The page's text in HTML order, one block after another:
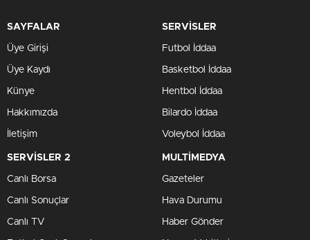
SAYFALAR
Üye Girişi
Üye Kaydı
Künye
Hakkımızda
İletişim
SERVİSLER
Futbol İddaa
Basketbol İddaa
Hentbol İddaa
Bilardo İddaa
Voleybol İddaa
SERVİSLER 2
Canlı Borsa
Canlı Sonuçlar
Canlı TV
MULTİMEDYA
Gazeteler
Hava Durumu
Haber Gönder